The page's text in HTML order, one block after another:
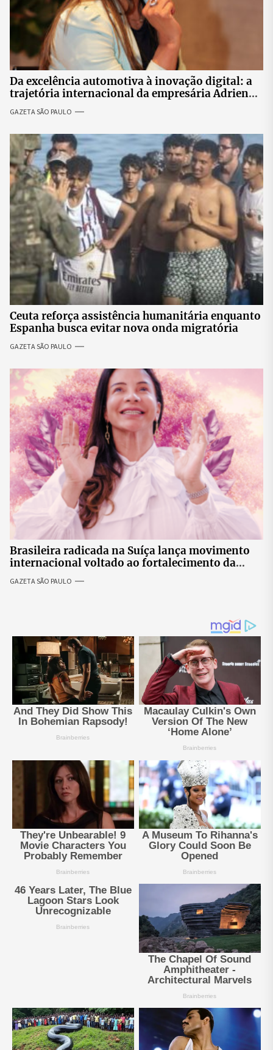
Da excelência automotiva à inovação digital: a
trajetória internacional da empresária Adriene
GAZETA SÃO PAULO
Ceuta reforça assistência humanitária enquanto
Espanha busca evitar nova onda migratória
GAZETA SÃO PAULO
Brasileira radicada na Suíça lança movimento
internacional voltado ao fortalecimento da
identidade feminina
GAZETA SÃO PAULO